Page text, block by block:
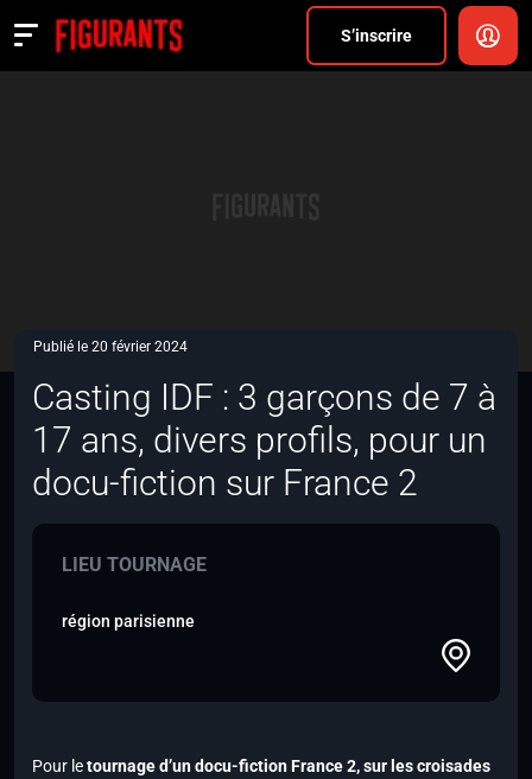
S’inscrire
Actualités
Publié le 20 février 2024
Casting IDF : 3 garçons de 7 à
17 ans, divers profils, pour un
docu-fiction sur France 2
LIEU TOURNAGE
région parisienne
Pour letournage d’un docu-fictionFrance 2, sur les croisades